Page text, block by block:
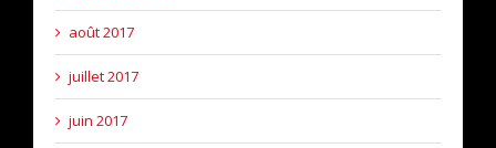
août 2017
juillet 2017
juin 2017